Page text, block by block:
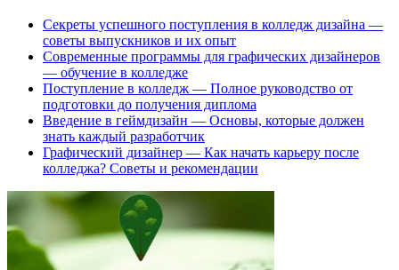
Секреты успешного поступления в колледж дизайна —
советы выпускников и их опыт
Современные программы для графических дизайнеров
— обучение в колледже
Поступление в колледж — Полное руководство от
подготовки до получения диплома
Введение в геймдизайн — Основы, которые должен
знать каждый разработчик
Графический дизайнер — Как начать карьеру после
колледжа? Советы и рекомендации